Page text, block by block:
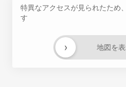
特異なアクセスが見られたため
す
地図を
›